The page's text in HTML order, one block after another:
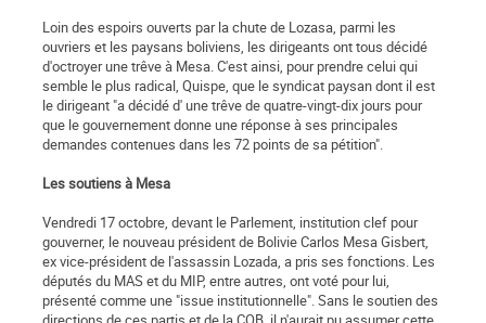
Loin des espoirs ouverts par la chute de Lozasa, parmi les
ouvriers et les paysans boliviens, les dirigeants ont tous décidé
d'octroyer une trêve à Mesa. C'est ainsi, pour prendre celui qui
semble le plus radical, Quispe, que le syndicat paysan dont il est
le dirigeant "a décidé d' une trêve de quatre-vingt-dix jours pour
que le gouvernement donne une réponse à ses principales
demandes contenues dans les 72 points de sa pétition".
Les soutiens à Mesa
Vendredi 17 octobre, devant le Parlement, institution clef pour
gouverner, le nouveau président de Bolivie Carlos Mesa Gisbert,
ex vice-président de l'assassin Lozada, a pris ses fonctions. Les
députés du MAS et du MIP, entre autres, ont voté pour lui,
présenté comme une "issue institutionnelle". Sans le soutien des